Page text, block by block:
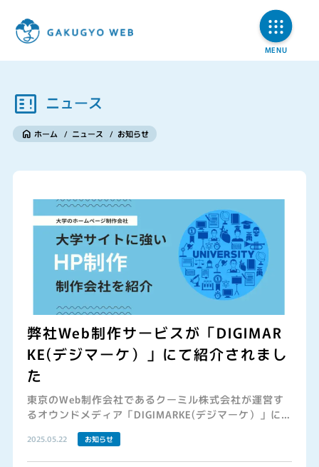
ニュース
ホーム / ニュース / お知らせ
弊社Web制作サービスが「DIGIMAR
KE(デジマーケ）」にて紹介されまし
た
2025.05.22 お知らせ
東京のWeb制作会社であるクーミル株式会社が運営す
るオウンドメディア「DIGIMARKE(デジマーケ）」にて
「大学のHP制作・リニューアルにおすすめのホームペ
ージ制作会社を紹介！」にて紹介されました。ご興味
がある方は、是非ご覧ください。 クーミル株式会社htt